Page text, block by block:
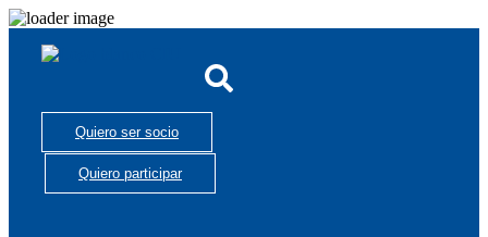
Quiero ser socio
Quiero participar